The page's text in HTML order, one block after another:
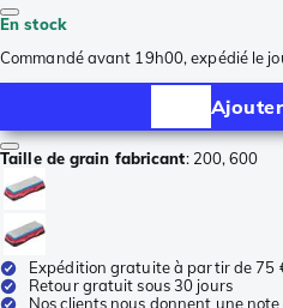
En stock
Commandé avant 19h00, expédié le
Taille de grain fabricant: 200, 600
Expédition gratuite à partir de 75
Retour gratuit sous 30 jours
Nos clients nous donnent une